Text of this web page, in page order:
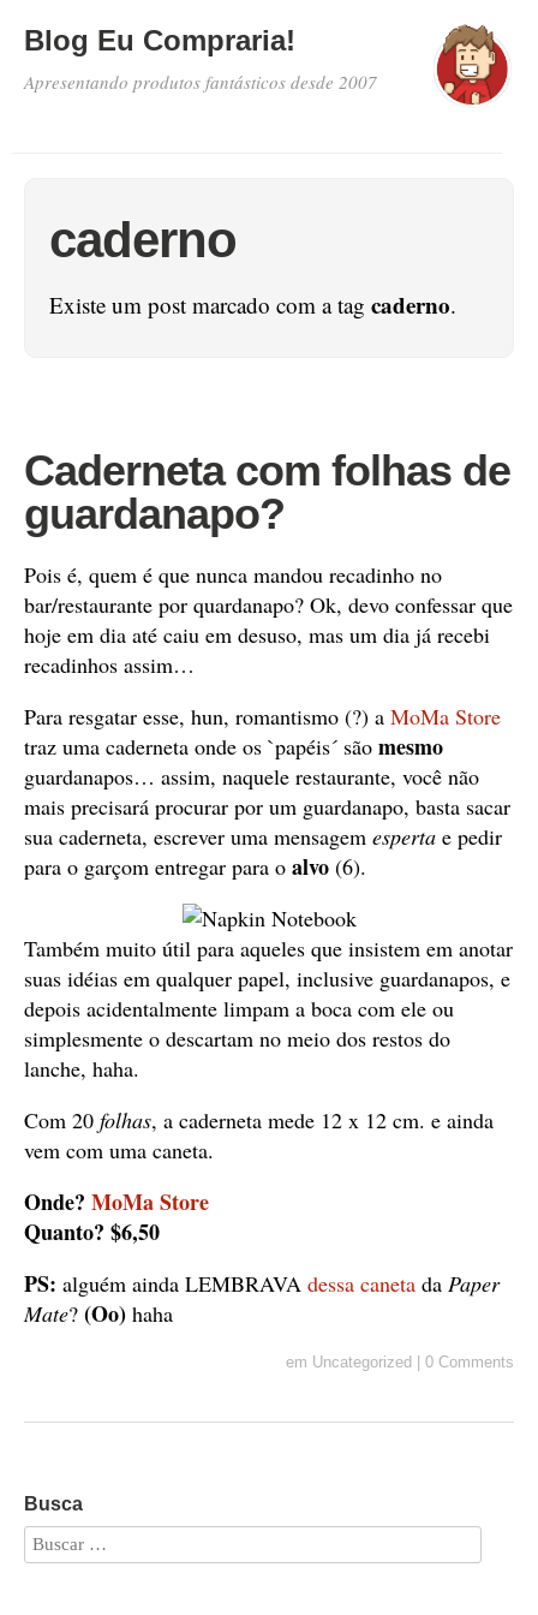
Blog Eu Compraria!
Apresentando produtos fantásticos desde 2007
caderno
Existe um post marcado com a tag caderno.
Caderneta com folhas de
guardanapo?
Pois é, quem é que nunca mandou recadinho no
bar/restaurante por quardanapo? Ok, devo confessar que
hoje em dia até caiu em desuso, mas um dia já recebi
recadinhos assim…
Para resgatar esse, hun, romantismo (?) a MoMa Store
traz uma caderneta onde os `papéis´ são mesmo
guardanapos… assim, naquele restaurante, você não
mais precisará procurar por um guardanapo, basta sacar
sua caderneta, escrever uma mensagem esperta e pedir
para o garçom entregar para o alvo (6).
Também muito útil para aqueles que insistem em anotar
suas idéias em qualquer papel, inclusive guardanapos, e
depois acidentalmente limpam a boca com ele ou
simplesmente o descartam no meio dos restos do
lanche, haha.
Com 20 folhas, a caderneta mede 12 x 12 cm. e ainda
vem com uma caneta.
Onde? MoMa Store
Quanto? $6,50
PS: alguém ainda LEMBRAVA dessa caneta da Paper
Mate? (Oo) haha
em Uncategorized 0 Comments
Busca